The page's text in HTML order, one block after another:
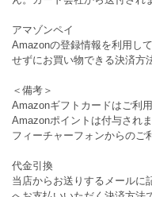
アマゾンペイ
Amazonの登録情報を利用し
せずにお買い物できる決済方
＜備考＞
Amazonギフトカードはご利
Amazonポイントは付与されま
フィーチャーフォンからのご
代金引換
当店からお送りするメールに